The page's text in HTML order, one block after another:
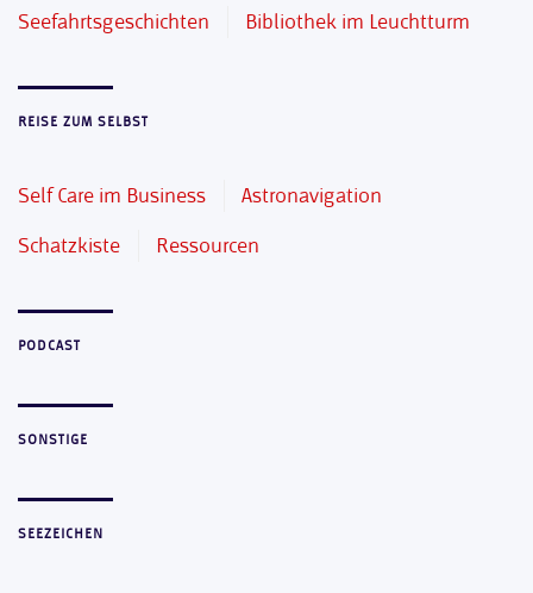
Seefahrtsgeschichten Bibliothek im Leuchtturm
REISE ZUM SELBST
Self Care im Business Astronavigation
Schatzkiste Ressourcen
PODCAST
SONSTIGE
SEEZEICHEN